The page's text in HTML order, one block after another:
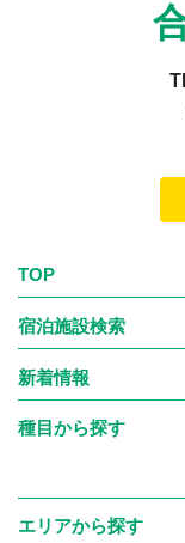
【個人情報の利用目
・お申込みいただ
・当社または当社
商品、サービス、
・当社商品・サー
・学生生活に関わる
の提供
なお、上記のほか
セミナー・イベン
用させていただく
TOP
宿泊施設検索
新着情報
種目から探す
エリアから探す